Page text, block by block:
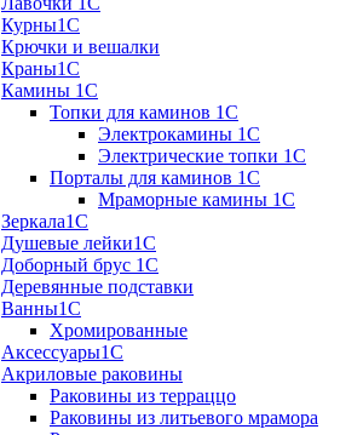
Курны1С
Крючки и вешалки
Краны1С
Камины 1C
Топки для каминов 1C
Электрокамины 1С
Электрические топки 1C
Порталы для каминов 1С
Мраморные камины 1C
Зеркала1С
Душевые лейки1С
Доборный брус 1С
Деревянные подставки
Ванны1С
Хромированные
Аксессуары1С
Акриловые раковины
Раковины из терраццо
Раковины из литьевого мрамора